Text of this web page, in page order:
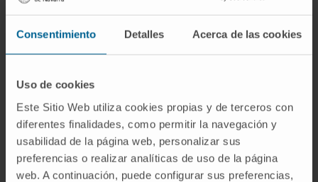
Consentimiento Detalles Acerca de las cookies
Uso de cookies
Este Sitio Web utiliza cookies propias y de terceros con
diferentes finalidades, como permitir la navegación y
usabilidad de la página web, personalizar sus
preferencias o realizar analíticas de uso de la página
web. A continuación, puede configurar sus preferencias,
In conclusion, we validated two variants
associated with extreme phenotypes of high
and low risk of developing tobacco-induced
develop tobacco-induced NSCLC and to
characterize molecular mechanisms of
carcinogenesis and resistance to develop
NSCLC.